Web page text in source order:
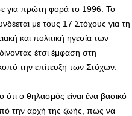
για πρώτη φορά το 1996. Το
με τους 17 Στόχους για τη
και πολιτική ηγεσία των
έτσι έμφαση στη
την επίτευξη των Στόχων.
ο θηλασμός είναι ένα βασικό
την αρχή της ζωής, πώς να